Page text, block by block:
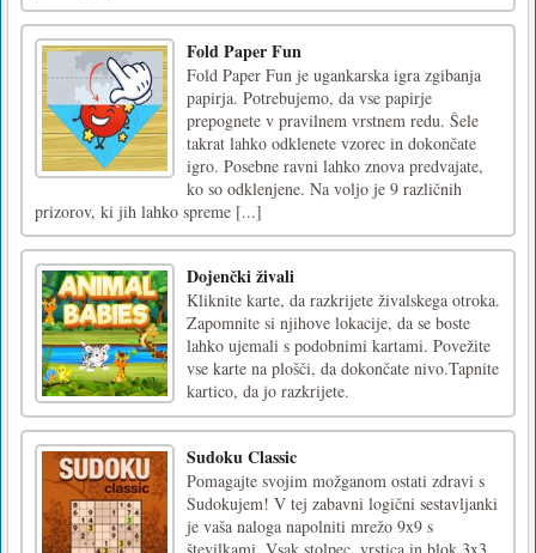
Fold Paper Fun
Fold Paper Fun je ugankarska igra zgibanja
papirja. Potrebujemo, da vse papirje
prepognete v pravilnem vrstnem redu. Šele
takrat lahko odklenete vzorec in dokončate
igro. Posebne ravni lahko znova predvajate,
ko so odklenjene. Na voljo je 9 različnih
prizorov, ki jih lahko spreme [...]
Dojenčki živali
Kliknite karte, da razkrijete živalskega otroka.
Zapomnite si njihove lokacije, da se boste
lahko ujemali s podobnimi kartami. Povežite
vse karte na plošči, da dokončate nivo.Tapnite
kartico, da jo razkrijete.
Sudoku Classic
Pomagajte svojim možganom ostati zdravi s
Sudokujem! V tej zabavni logični sestavljanki
je vaša naloga napolniti mrežo 9x9 s